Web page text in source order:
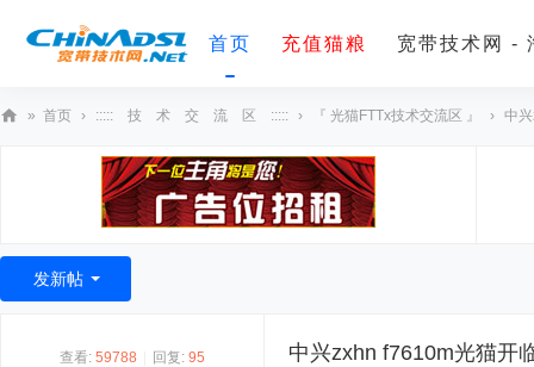
首页 充值猫粮 宽带技术网 -
术
» 首页 › ::::: 技 术 交 流 区 ::::: › 『 光猫FTTx技术交流区 』 › 中
发新帖
查看: 59788 回复: 95 中兴zxhn f7610m光猫开